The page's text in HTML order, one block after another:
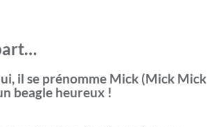
il se prénomme Mick (Mick Mick
beagle heureux !